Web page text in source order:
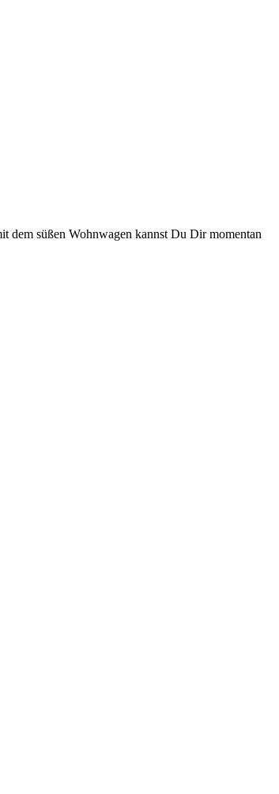
dem süßen Wohnwagen kannst Du Dir momentan